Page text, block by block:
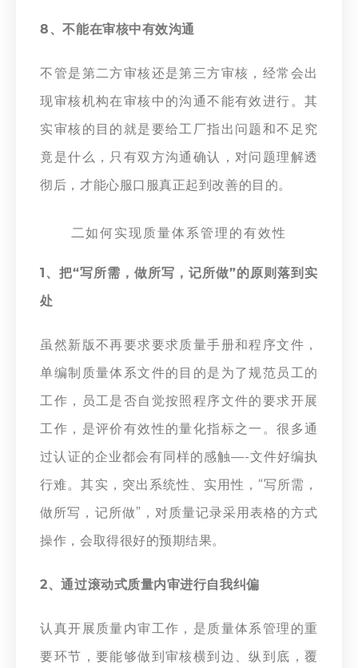
8、不能在审核中有效沟通
不管是第二方审核还是第三方审核，经常会出
现审核机构在审核中的沟通不能有效进行。其
实审核的目的就是要给工厂指出问题和不足究
竟是什么，只有双方沟通确认，对问题理解透
彻后，才能心服口服真正起到改善的目的。
二如何实现质量体系管理的有效性
1、把“写所需，做所写，记所做”的原则落到实
处
虽然新版不再要求要求质量手册和程序文件，
单编制质量体系文件的目的是为了规范员工的
工作，员工是否自觉按照程序文件的要求开展
工作，是评价有效性的量化指标之一。很多通
过认证的企业都会有同样的感触—-文件好编执
行难。其实，突出系统性、实用性，“写所需，
做所写，记所做”，对质量记录采用表格的方式
操作，会取得很好的预期结果。
2、通过滚动式质量内审进行自我纠偏
认真开展质量内审工作，是质量体系管理的重
要环节，要能够做到审核横到边、纵到底，覆